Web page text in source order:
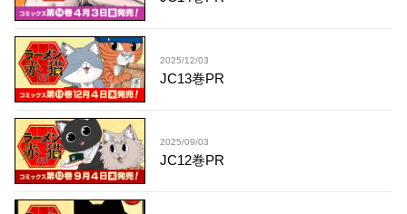
2025/12/03
JC13巻PR
2025/09/03
JC12巻PR